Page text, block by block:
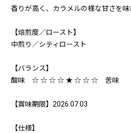
香りが高く、カラメルの様な甘さを味
【焙煎度／ロースト】
中煎り／シティロースト
【バランス】
酸味 ☆ ☆ ☆ ☆ ★ ☆ ☆ ☆ 苦味
【賞味期限】2026.07.03
【仕様】